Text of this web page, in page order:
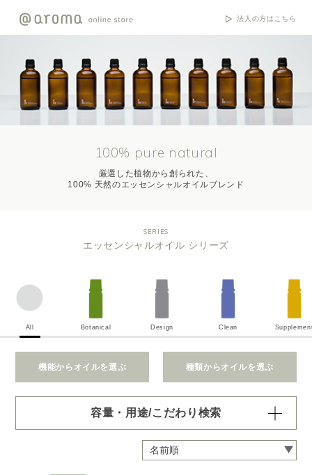
法人の方はこちら
100% pure natural
厳選した植物から創られた、
100% 天然のエッセンシャルオイルブレンド
SERIES
エッセンシャルオイル シリーズ
All Botanical Design Clean
機能からオイルを選ぶ 種類からオイルを選ぶ
容量・用途/こだわり検索
用途・機能・種類 の項目ごとに選択肢からひとつずつ選
択できます。選択するたびに絞り込まれていき、項目内で